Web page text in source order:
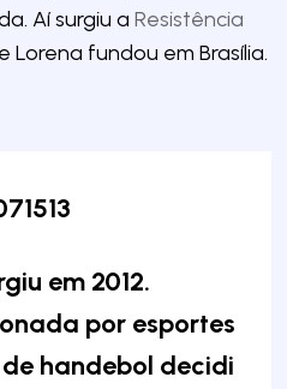
Aí surgiu a Resistência
Lorena fundou em Brasília.
em 2012.
por esportes
handebol decidi